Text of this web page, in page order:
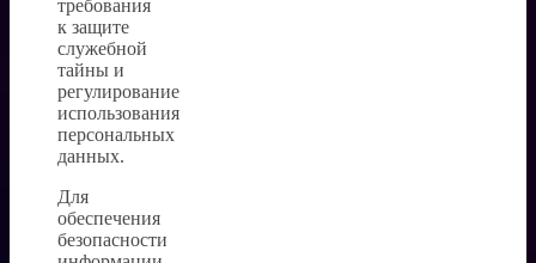
требования
к защите
служебной
тайны и
регулирование
использования
персональных
данных.
Для
обеспечения
безопасности